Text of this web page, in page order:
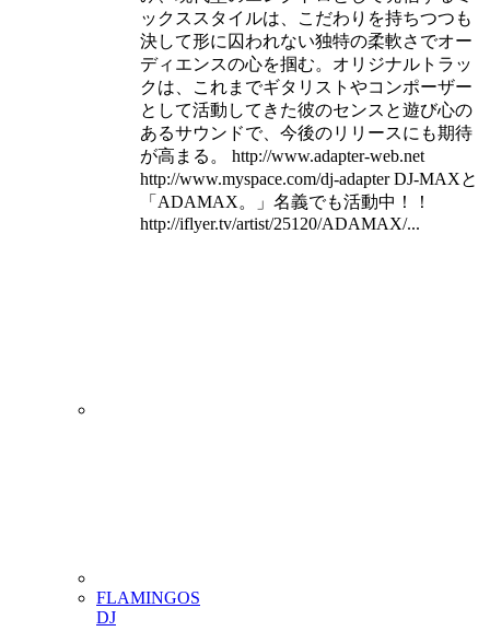
ックススタイルは、こだわりを持ちつつも
決して形に囚われない独特の柔軟さでオー
ディエンスの心を掴む。オリジナルトラッ
クは、これまでギタリストやコンポーザー
として活動してきた彼のセンスと遊び心の
あるサウンドで、今後のリリースにも期待
が高まる。 http://www.adapter-web.net
http://www.myspace.com/dj-adapter DJ-MAXと
「ADAMAX。」名義でも活動中！！
http://iflyer.tv/artist/25120/ADAMAX/...
FLAMINGOS
DJ